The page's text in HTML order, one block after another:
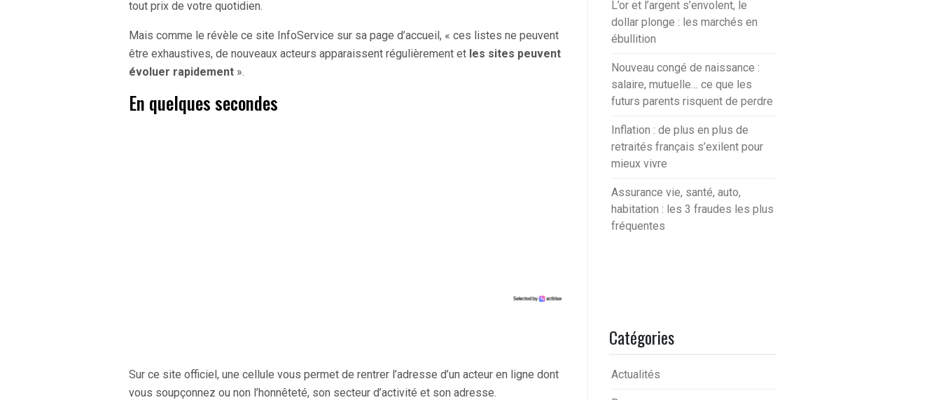
tout prix de votre quotidien.
Mais comme le révèle ce site InfoService sur sa page d’accueil, « ces listes ne peuvent
être exhaustives, de nouveaux acteurs apparaissent régulièrement et les sites peuvent
évoluer rapidement ».
En quelques secondes
Sur ce site officiel, une cellule vous permet de rentrer l’adresse d’un acteur en ligne dont
vous soupçonnez ou non l’honnêteté, son secteur d’activité et son adresse.
L’or et l’argent s’envolent, le
dollar plonge : les marchés en
ébullition
Nouveau congé de naissance :
salaire, mutuelle… ce que les
futurs parents risquent de perdre
Inflation : de plus en plus de
retraités français s’exilent pour
mieux vivre
Assurance vie, santé, auto,
habitation : les 3 fraudes les plus
fréquentes
Catégories
Actualités